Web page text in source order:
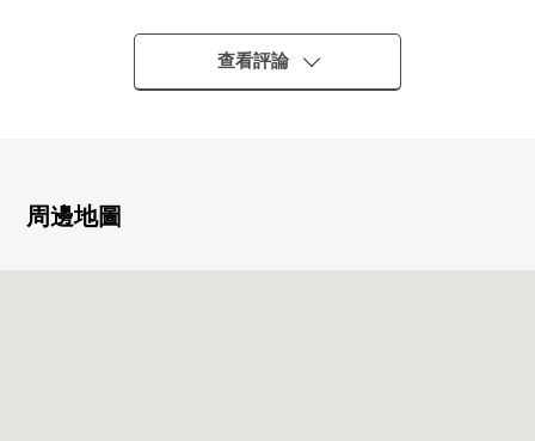
0所有房間地板張替
◆ 交通指南
◆ 推薦的要點
查看評論
周邊地圖